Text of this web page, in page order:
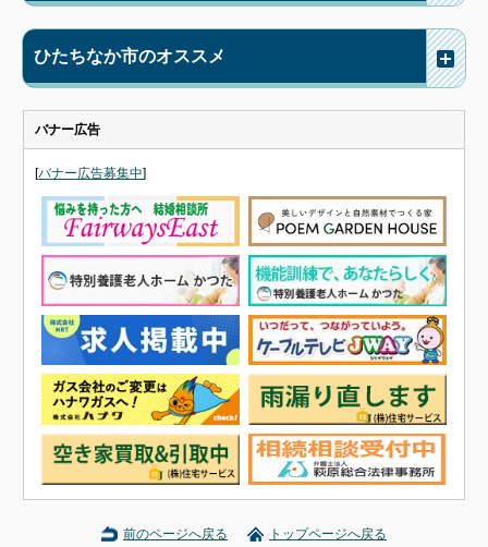
ひたちなか市のオススメ
バナー広告
[バナー広告募集中]
前のページへ戻る トップページへ戻る